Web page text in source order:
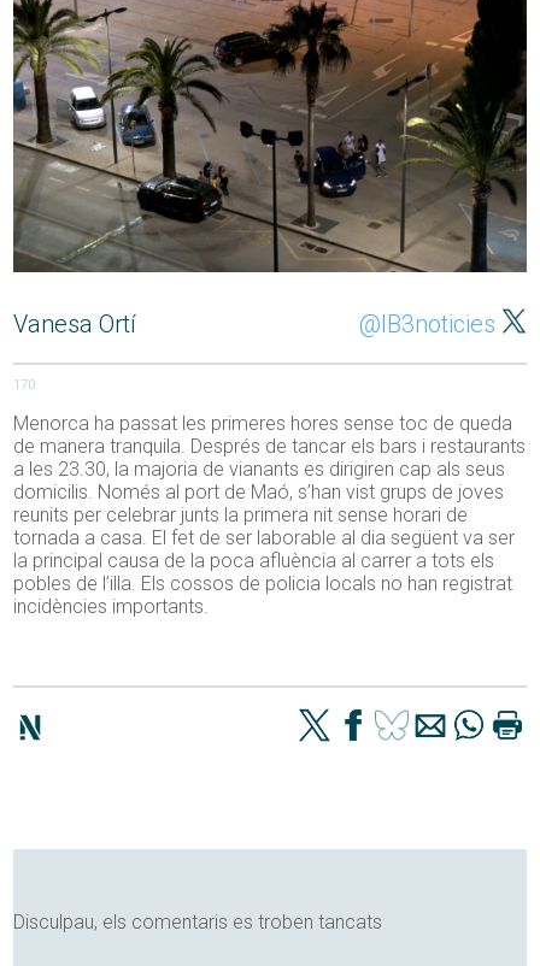
Vanesa Ortí @IB3noticies
170
Menorca ha passat les primeres hores sense toc de queda
de manera tranquila. Després de tancar els bars i restaurants
a les 23.30, la majoria de vianants es dirigiren cap als seus
domicilis. Només al port de Maó, s’han vist grups de joves
reunits per celebrar junts la primera nit sense horari de
tornada a casa. El fet de ser laborable al dia següent va ser
la principal causa de la poca afluència al carrer a tots els
pobles de l’illa. Els cossos de policia locals no han registrat
incidències importants.
Disculpau, els comentaris es troben tancats